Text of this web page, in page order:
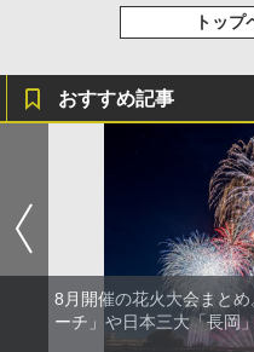
トップ
おすすめ記事
8月開催の花火大会まと
ーチ」や日本三大「長岡